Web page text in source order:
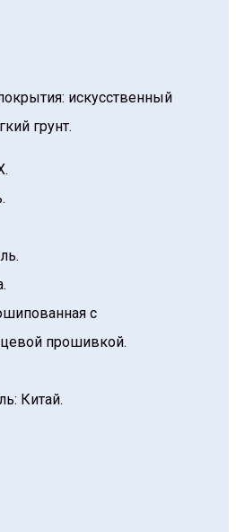
искусственный
грунт.
с
прошивкой.
Китай.